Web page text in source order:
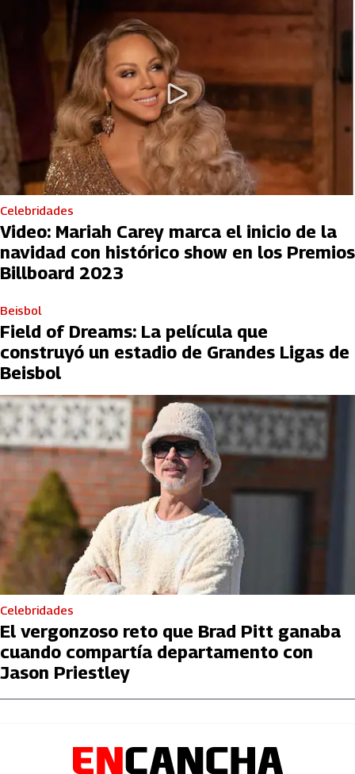
Celebridades
Video: Mariah Carey marca el inicio de la
navidad con histórico show en los Premios
Billboard 2023
Beisbol
Field of Dreams: La película que
construyó un estadio de Grandes Ligas de
Beisbol
Celebridades
El vergonzoso reto que Brad Pitt ganaba
cuando compartía departamento con
Jason Priestley